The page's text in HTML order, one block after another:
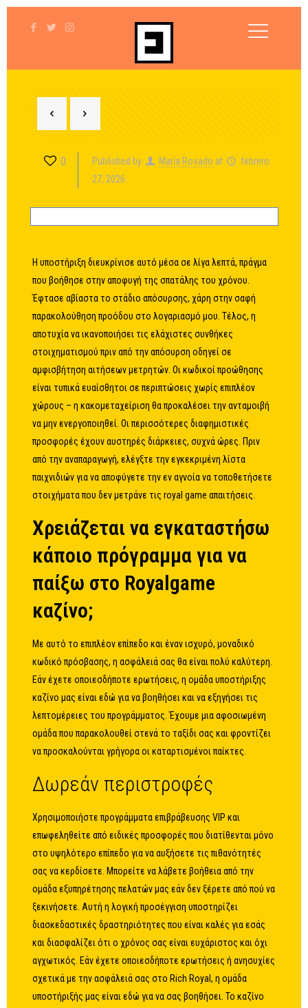
0 Published by María Rosado at
febrero
27, 2026
Η υποστήριξη διευκρίνισε αυτό μέσα σε λίγα λεπτά, πράγμα
που βοήθησε στην αποφυγή της σπατάλης του χρόνου.
Έφτασε αβίαστα το στάδιο απόσυρσης, χάρη στην σαφή
παρακολούθηση προόδου στο λογαριασμό μου. Τέλος, η
αποτυχία να ικανοποιήσει τις ελάχιστες συνθήκες
στοιχηματισμού πριν από την απόσυρση οδηγεί σε
αμφισβήτηση αιτήσεων μετρητών. Οι κωδικοί προώθησης
είναι τυπικά ευαίσθητοι σε περιπτώσεις χωρίς επιπλέον
χώρους – η κακομεταχείριση θα προκαλέσει την ανταμοιβή
να μην ενεργοποιηθεί. Οι περισσότερες διαφημιστικές
προσφορές έχουν αυστηρές διάρκειες, συχνά ώρες. Πριν
από την αναπαραγωγή, ελέγξτε την εγκεκριμένη λίστα
παιχνιδιών για να αποφύγετε την εν αγνοία να τοποθετήσετε
στοιχήματα που δεν μετράνε τιςroyal game απαιτήσεις.
Χρειάζεται να εγκαταστήσω
κάποιο πρόγραμμα για να
παίξω στο Royalgame
καζίνο;
Με αυτό το επιπλέον επίπεδο και έναν ισχυρό, μοναδικό
κωδικό πρόσβασης, η ασφάλειά σας θα είναι πολύ καλύτερη.
Εάν έχετε οποιεσδήποτε ερωτήσεις, η ομάδα υποστήριξης
καζίνο μας είναι εδώ για να βοηθήσει και να εξηγήσει τις
λεπτομέρειες του προγράμματος. Έχουμε μια αφοσιωμένη
ομάδα που παρακολουθεί στενά το ταξίδι σας και φροντίζει
να προσκαλούνται γρήγορα οι καταρτισμένοι παίκτες.
Δωρεάν περιστροφές
Χρησιμοποιήστε προγράμματα επιβράβευσης VIP και
επωφεληθείτε από ειδικές προσφορές που διατίθενται μόνο
στο υψηλότερο επίπεδο για να αυξήσετε τις πιθανότητές
σας να κερδίσετε. Μπορείτε να λάβετε βοήθεια από την
ομάδα εξυπηρέτησης πελατών μας εάν δεν ξέρετε από πού να
ξεκινήσετε. Αυτή η λογική προσέγγιση υποστηρίζει
διασκεδαστικές δραστηριότητες που είναι καλές για εσάς
και διασφαλίζει ότι ο χρόνος σας είναι ευχάριστος και όχι
αγχωτικός. Εάν έχετε οποιεσδήποτε ερωτήσεις ή ανησυχίες
σχετικά με την ασφάλειά σας στο Rich Royal, η ομάδα
υποστήριξής μας είναι εδώ για να σας βοηθήσει. Το καζίνο